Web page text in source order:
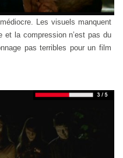
Les visuels manquent
et la compression n’est pas du
pas terribles pour un film